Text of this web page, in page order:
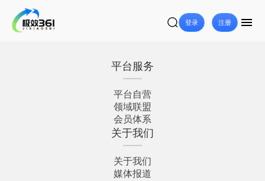
登录 注册
平台服务
平台自营
领域联盟
会员体系
关于我们
关于我们
媒体报道